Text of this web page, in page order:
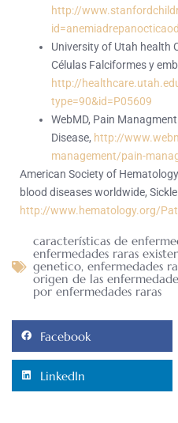
http://
University of Utah health
Células Falciformes y
http://
type=90&id=P05609
WebMD, Pain Managment
Disease, http://
management/pain-
American Society of
blood diseases worldwide,
http://www.hematology.org/
características de
enfermedades raras
genetico, enfermedades
origen de las
por enfermedades raras
Facebook
LinkedIn